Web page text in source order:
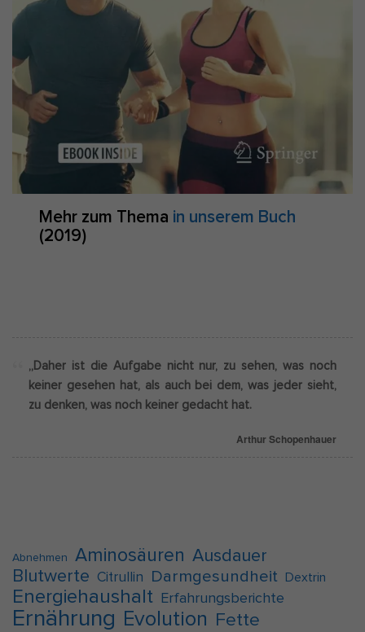
Mehr zum Thema in unserem Buch
(2019)
„Daher ist die Aufgabe nicht nur, zu sehen, was noch
keiner gesehen hat, als auch bei dem, was jeder sieht,
zu denken, was noch keiner gedacht hat.
Arthur Schopenhauer
Abnehmen Aminosäuren Ausdauer
Blutwerte
Citrullin Darmgesundheit Dextrin
Energiehaushalt Erfahrungsberichte
Ernährung Evolution Fette